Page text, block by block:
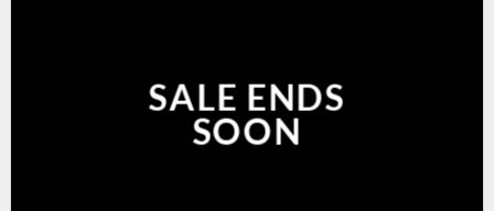
SALE ENDS
SOON